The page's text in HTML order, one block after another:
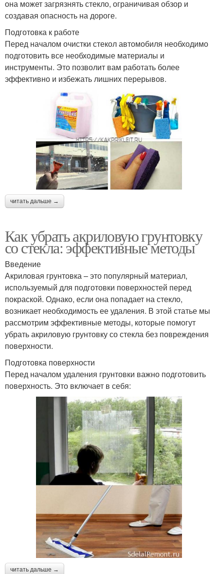
она может загрязнять стекло, ограничивая обзор и
создавая опасность на дороге.
Подготовка к работе
Перед началом очистки стекол автомобиля необходимо
подготовить все необходимые материалы и
инструменты. Это позволит вам работать более
эффективно и избежать лишних перерывов.
читать дальше →
Как убрать акриловую грунтовку
со стекла: эффективные методы
Введение
Акриловая грунтовка – это популярный материал,
используемый для подготовки поверхностей перед
покраской. Однако, если она попадает на стекло,
возникает необходимость ее удаления. В этой статье мы
рассмотрим эффективные методы, которые помогут
убрать акриловую грунтовку со стекла без повреждения
поверхности.
Подготовка поверхности
Перед началом удаления грунтовки важно подготовить
поверхность. Это включает в себя:
читать дальше →